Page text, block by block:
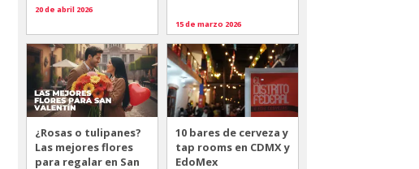
20 de abril 2026
15 de marzo 2026
¿Rosas o tulipanes?
Las mejores flores
para regalar en San
10 bares de cerveza y
tap rooms en CDMX y
EdoMex